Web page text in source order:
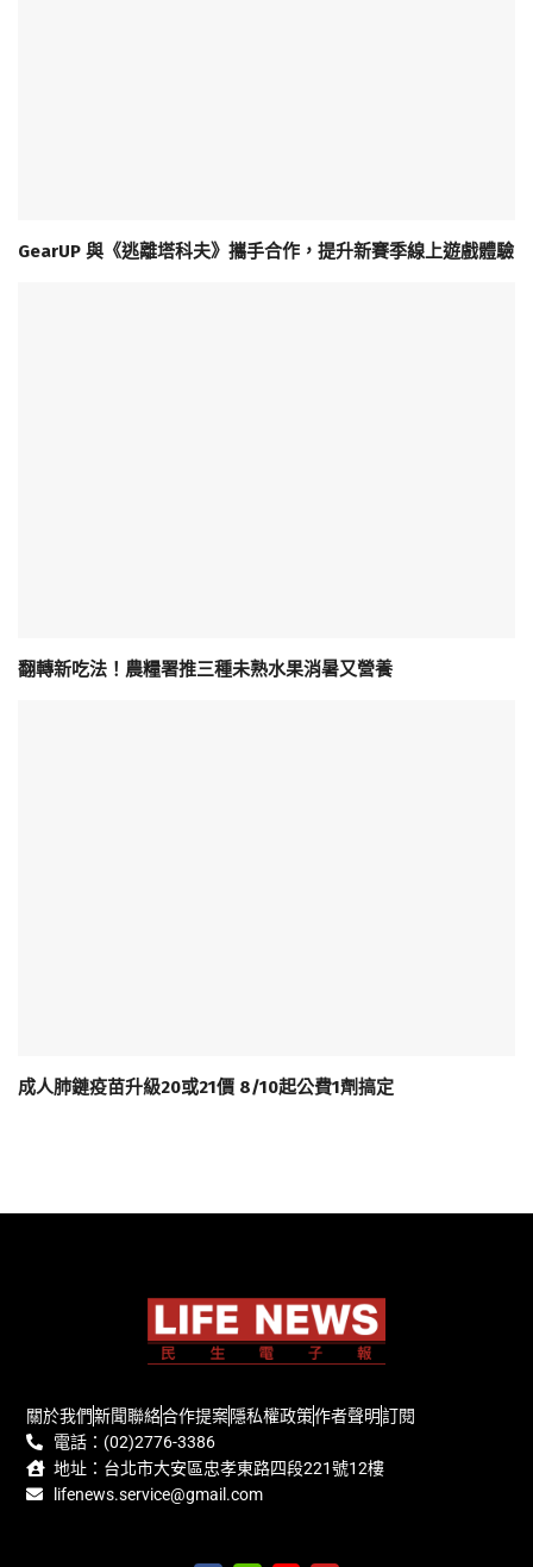
GearUP 與《逃離塔科夫》攜手合作，提升新賽季線上遊戲體驗
翻轉新吃法！農糧署推三種未熟水果消暑又營養
成人肺鏈疫苗升級20或21價 8/10起公費1劑搞定
關於我們新聞聯絡合作提案隱私權政策作者聲明訂閱
電話：(02)2776-3386
地址：台北市大安區忠孝東路四段221號12樓
lifenews.service@gmail.com